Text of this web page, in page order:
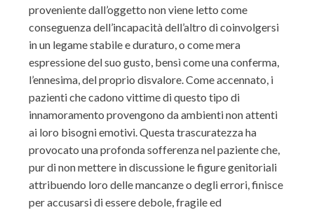
proveniente dall’oggetto non viene letto come
conseguenza dell’incapacità dell’altro di coinvolgersi
in un legame stabile e duraturo, o come mera
espressione del suo gusto, bensì come una conferma,
l’ennesima, del proprio disvalore. Come accennato, i
pazienti che cadono vittime di questo tipo di
innamoramento provengono da ambienti non attenti
ai loro bisogni emotivi. Questa trascuratezza ha
provocato una profonda sofferenza nel paziente che,
pur di non mettere in discussione le figure genitoriali
attribuendo loro delle mancanze o degli errori, finisce
per accusarsi di essere debole, fragile ed